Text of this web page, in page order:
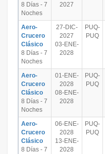
8 Días - 7
Noches
2027
Aero-
Crucero
Clásico
8 Días - 7
Noches
27-DIC-
2027
03-ENE-
2028
PUQ-
PUQ
Aero-
Crucero
Clásico
8 Días - 7
Noches
01-ENE-
2028
08-ENE-
2028
PUQ-
PUQ
Aero-
Crucero
Clásico
8 Días - 7
06-ENE-
2028
13-ENE-
2028
PUQ-
PUQ